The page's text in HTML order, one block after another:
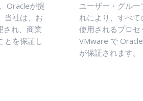
Oracleが提
当社は、お
され、商業
とを保証し
ユーザー・グル
れにより、すべ
使用されるプロセ
VMware で
が保証されます。